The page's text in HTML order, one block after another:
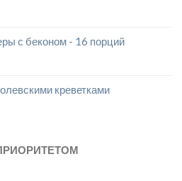
с беконом - 16 порций
креветками